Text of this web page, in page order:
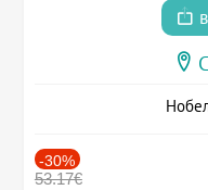
-30%
53.17€